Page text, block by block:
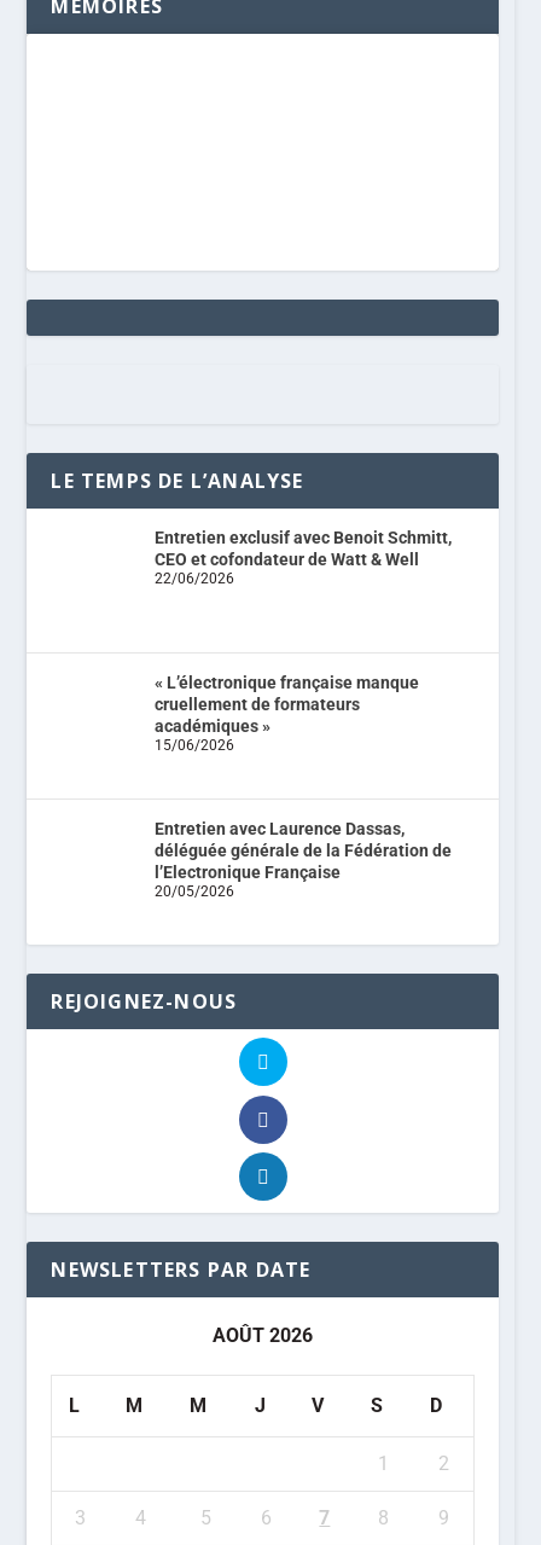
MÉMOIRES
LE TEMPS DE L’ANALYSE
Entretien exclusif avec Benoit Schmitt,
CEO et cofondateur de Watt & Well
22/06/2026
« L’électronique française manque
cruellement de formateurs
académiques »
15/06/2026
Entretien avec Laurence Dassas,
déléguée générale de la Fédération de
l’Electronique Française
20/05/2026
REJOIGNEZ-NOUS
NEWSLETTERS PAR DATE
AOÛT 2026
L M M J V S D
1 2
3 4 5 6 7 8 9